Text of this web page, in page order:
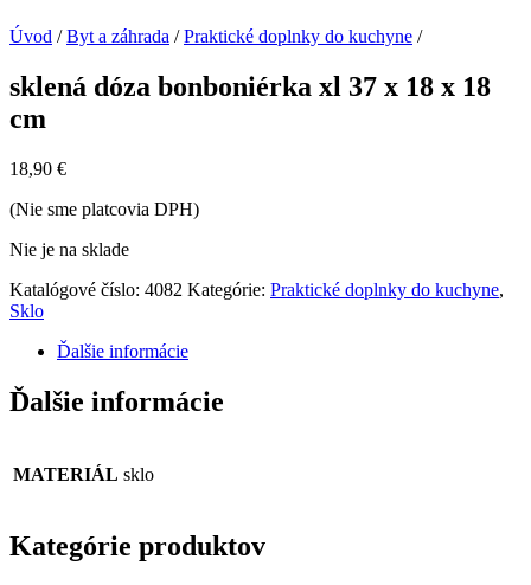
Úvod /Byt a záhrada /Praktické doplnky do kuchyne /
sklená dóza bonboniérka xl 37 x 18 x 18
cm
18,90 €
(Nie sme platcovia DPH)
Nie je na sklade
Katalógové číslo: 4082 Kategórie: Praktické doplnky do kuchyne,
Sklo
Ďalšie informácie
Ďalšie informácie
MATERIÁL sklo
Kategórie produktov